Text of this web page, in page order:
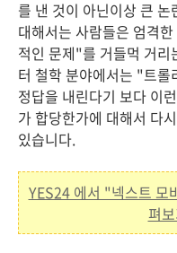
를 낸 것이 아닌이상 큰
대해서는 사람들은 엄격
적인 문제"를 거들먹 거리
터 철학 분야에서는 "트
정답을 내린다기 보다 이
가 합당한가에 대해서 다
있습니다.
YES24 에서 "넥스트 모
펴